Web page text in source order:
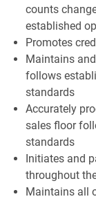
counts
established
Promotes
Maintains
follows
standards
Accurately
sales floor
standards
Initiates and
throughout
Maintains all